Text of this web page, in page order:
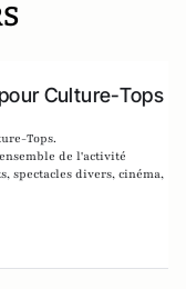
Culture-Tops
Tops.
de l'activité
spectacles divers, cinéma,